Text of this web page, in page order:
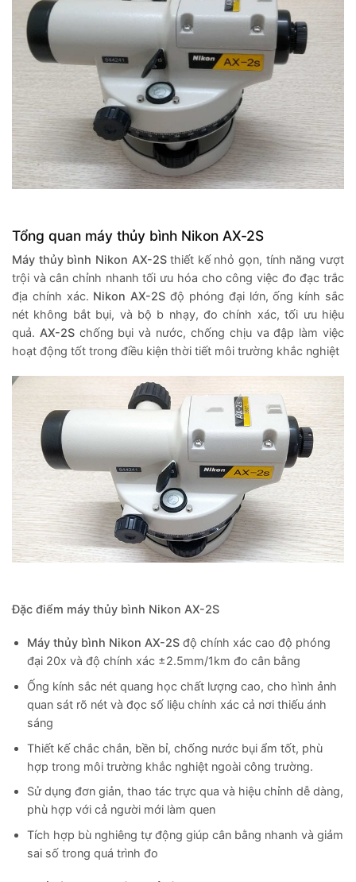
Tổng quan máy thủy bình Nikon AX-2S
Máy thủy bình Nikon AX-2Sthiết kế nhỏ gọn, tính năng vượt
trội và cân chỉnh nhanh tối ưu hóa cho công việc đo đạc trắc
địa chính xác. Nikon AX-2Sđộ phóng đại lớn, ống kính sắc
nét không bắt bụi, và bộ b nhạy, đo chính xác, tối ưu hiệu
quả. AX-2S chống bụi và nước, chống chịu va đập làm việc
hoạt động tốt trong điều kiện thời tiết môi trường khắc nghiệt
Đặc điểm máy thủy bình Nikon AX-2S
Máy thủy bình Nikon AX-2S độ chính xác cao độ phóng
đại 20x và độ chính xác ±2.5mm/1km đo cân bằng
Ống kính sắc nét quang học chất lượng cao, cho hình ảnh
quan sát rõ nét và đọc số liệu chính xác cả nơi thiếu ánh
sáng
Thiết kế chắc chắn, bền bỉ, chống nước bụi ẩm tốt, phù
hợp trong môi trường khắc nghiệt ngoài công trường.
Sử dụng đơn giản, thao tác trực qua và hiệu chỉnh dễ dàng,
phù hợp với cả người mới làm quen
Tích hợp bù nghiêng tự động giúp cân bằng nhanh và giảm
sai số trong quá trình đo